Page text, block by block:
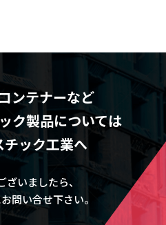
ンテナーなど
ク製品については
チック工業へ
いましたら、
問い合せ下さい。